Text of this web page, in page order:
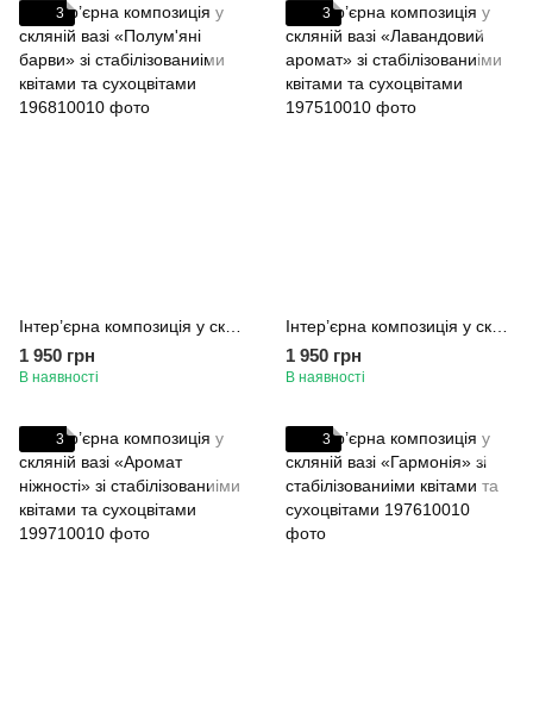
3
1 950 грн
В наявності
3
1 950 грн
В наявності
3 3